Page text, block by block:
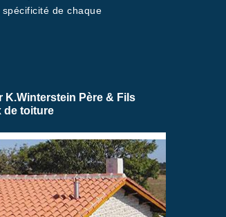
de chaque
K.Winterstein Père & Fils
de toiture